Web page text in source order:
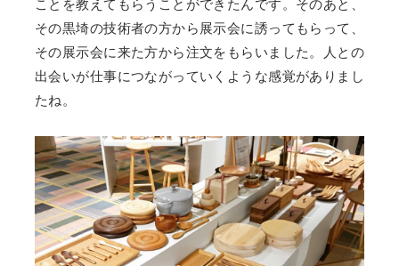
ことを教えてもらうことができたんです。そのあと、
その黒埼の技術者の方から展示会に誘ってもらって、
その展示会に来た方から注文をもらいました。人との
出会いが仕事につながっていくような感覚がありまし
たね。